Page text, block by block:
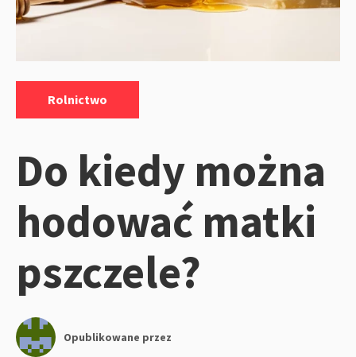
Rolnictwo
Do kiedy można
hodować matki
pszczele?
Opublikowane przez